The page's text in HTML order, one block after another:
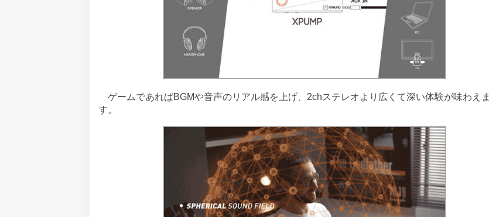
ゲームであればBGMや音声のリアル感を上げ、2chステレオより広くて深い体験が味わえま
す。